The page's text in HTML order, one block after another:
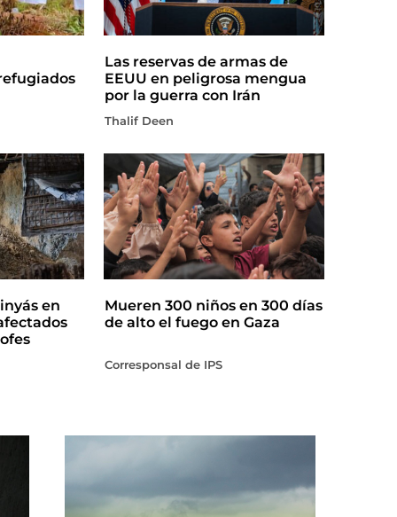
Las reservas de armas de
EEUU en peligrosa mengua
por la guerra con Irán
Thalif Deen
en
Mueren 300 niños en 300 días
de alto el fuego en Gaza
Corresponsal de IPS